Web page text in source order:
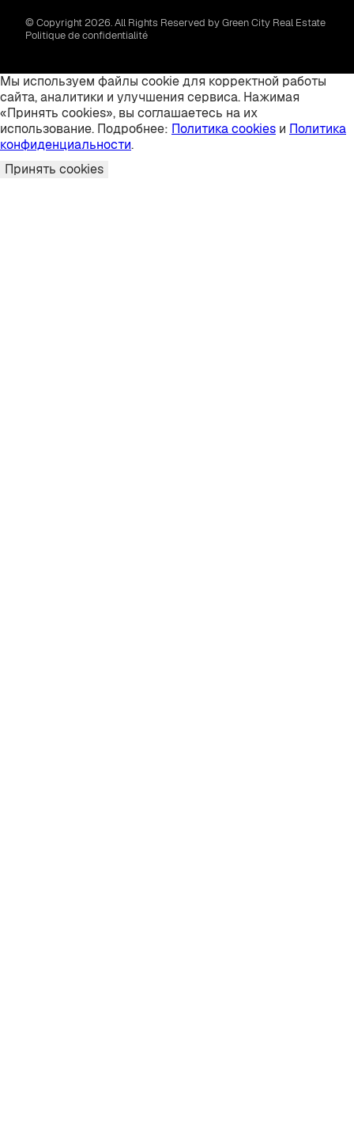
© Copyright 2026. All Rights Reserved by Green City Real Estate
Politique de confidentialité
Мы используем файлы cookie для корректной работы
сайта, аналитики и улучшения сервиса. Нажимая
«Принять cookies», вы соглашаетесь на их
использование. Подробнее: Политика cookies и Политика
конфиденциальности.
Принять cookies